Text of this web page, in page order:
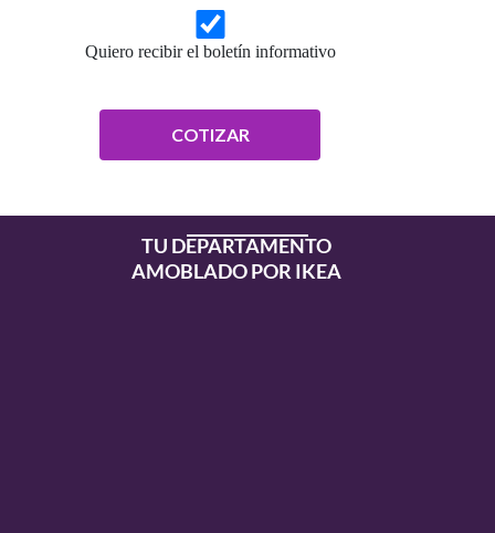
Quiero recibir el boletín informativo
TU DEPARTAMENTO
AMOBLADO POR IKEA